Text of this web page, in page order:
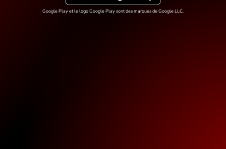
Google Play et le logo Google Play sont des marques de Google LLC.